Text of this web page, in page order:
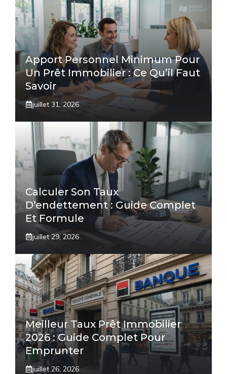
Apport Personnel Minimum Pour
Un Prêt Immobilier : Ce Qu’il Faut
Savoir
juillet 31, 2026
Calculer Son Taux
D’endettement : Guide Complet
Et Formule
juillet 29, 2026
Meilleur Taux Prêt Immobilier
2026 : Guide Complet Pour
Emprunter
juillet 26, 2026